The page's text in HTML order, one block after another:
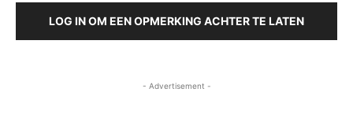
LOG IN OM EEN OPMERKING ACHTER TE LATEN
- Advertisement -